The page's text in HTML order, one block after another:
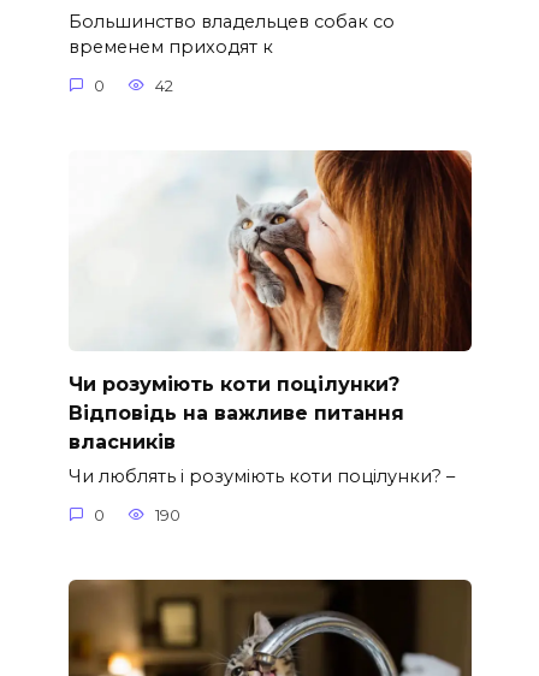
Большинство владельцев собак со
временем приходят к
0 42
Чи розуміють коти поцілунки?
Відповідь на важливе питання
власників
Чи люблять і розуміють коти поцілунки? –
0 190